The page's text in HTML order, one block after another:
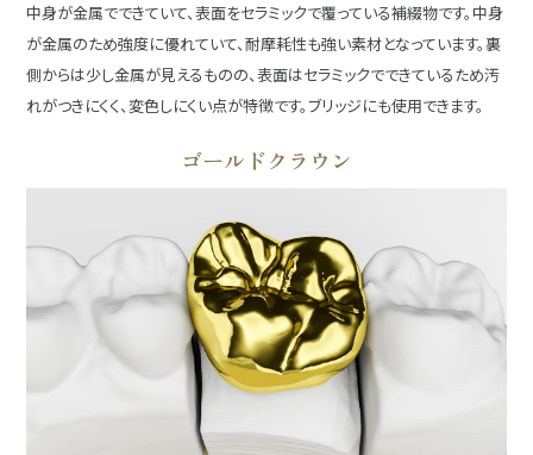
中身が金属でできていて、表面をセラミックで覆っている補綴物です。中身
が金属のため強度に優れていて、耐摩耗性も強い素材となっています。裏
側からは少し金属が見えるものの、表面はセラミックでできているため汚
れがつきにくく、変色しにくい点が特徴です。ブリッジにも使用できます。
ゴールドクラウン